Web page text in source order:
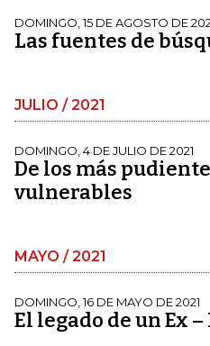
DOMINGO, 15 DE AGOSTO DE
Las fuentes de
JULIO / 2021
DOMINGO, 4 DE JULIO DE 2021
De los más
vulnerables
MAYO / 2021
DOMINGO, 16 DE MAYO DE 2021
El legado de un Ex